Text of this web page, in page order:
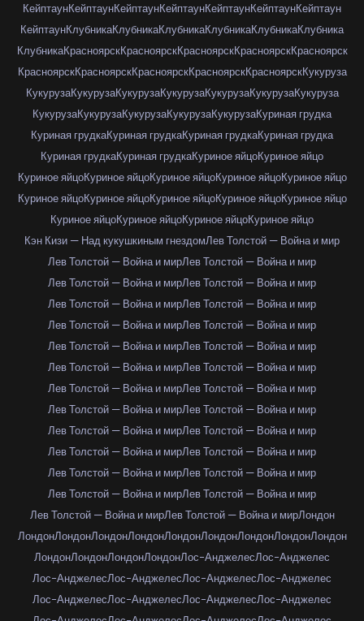
КейптаунКейптаунКейптаунКейптаунКейптаунКейптаунКейптаун
КейптаунКлубникаКлубникаКлубникаКлубникаКлубникаКлубника
КлубникаКрасноярскКрасноярскКрасноярскКрасноярскКрасноярск
КрасноярскКрасноярскКрасноярскКрасноярскКрасноярскКукуруза
КукурузаКукурузаКукурузаКукурузаКукурузаКукурузаКукуруза
КукурузаКукурузаКукурузаКукурузаКукурузаКуриная грудка
Куриная грудкаКуриная грудкаКуриная грудкаКуриная грудка
Куриная грудкаКуриная грудкаКуриное яйцоКуриное яйцо
Куриное яйцоКуриное яйцоКуриное яйцоКуриное яйцоКуриное яйцо
Куриное яйцоКуриное яйцоКуриное яйцоКуриное яйцоКуриное яйцо
Куриное яйцоКуриное яйцоКуриное яйцоКуриное яйцо
Кэн Кизи — Над кукушкиным гнездомЛев Толстой — Война и мир
Лев Толстой — Война и мирЛев Толстой — Война и мир
Лев Толстой — Война и мирЛев Толстой — Война и мир
Лев Толстой — Война и мирЛев Толстой — Война и мир
Лев Толстой — Война и мирЛев Толстой — Война и мир
Лев Толстой — Война и мирЛев Толстой — Война и мир
Лев Толстой — Война и мирЛев Толстой — Война и мир
Лев Толстой — Война и мирЛев Толстой — Война и мир
Лев Толстой — Война и мирЛев Толстой — Война и мир
Лев Толстой — Война и мирЛев Толстой — Война и мир
Лев Толстой — Война и мирЛев Толстой — Война и мир
Лев Толстой — Война и мирЛев Толстой — Война и мир
Лев Толстой — Война и мирЛев Толстой — Война и мир
Лев Толстой — Война и мирЛев Толстой — Война и мирЛондон
ЛондонЛондонЛондонЛондонЛондонЛондонЛондонЛондонЛондон
ЛондонЛондонЛондонЛондонЛос-АнджелесЛос-Анджелес
Лос-АнджелесЛос-АнджелесЛос-АнджелесЛос-Анджелес
Лос-АнджелесЛос-АнджелесЛос-АнджелесЛос-Анджелес